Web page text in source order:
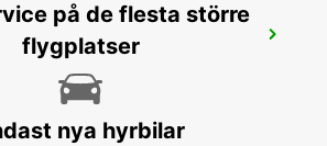
- GERMANY
på de flesta större
flygplatser
nya hyrbilar